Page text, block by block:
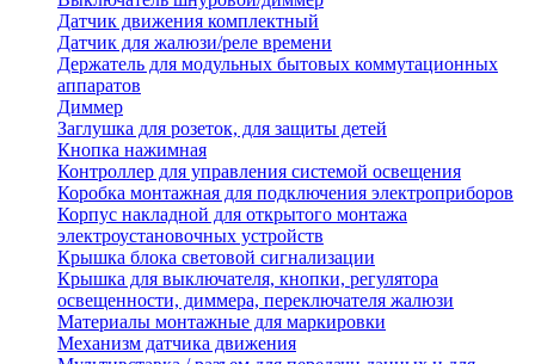
Датчик движения комплектный
Датчик для жалюзи/реле времени
Держатель для модульных бытовых коммутационных
аппаратов
Диммер
Заглушка для розеток, для защиты детей
Кнопка нажимная
Контроллер для управления системой освещения
Коробка монтажная для подключения электроприборов
Корпус накладной для открытого монтажа
электроустановочных устройств
Крышка блока световой сигнализации
Крышка для выключателя, кнопки, регулятора
освещенности, диммера, переключателя жалюзи
Материалы монтажные для маркировки
Механизм датчика движения